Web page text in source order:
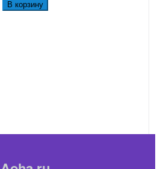
В корзину